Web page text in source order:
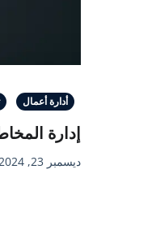
أدارة أعمال
إدارة
ديسمبر 23, 2024 | by nagytiger